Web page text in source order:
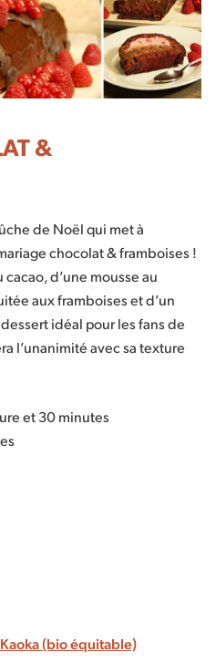
&
de Noël qui met à
chocolat & framboises !
d’une mousse au
aux framboises et d’un
idéal pour les fans de
l’unanimité avec sa texture
et 30 minutes
(bio équitable)